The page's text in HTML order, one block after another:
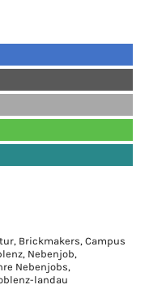
, Brickmakers, Campus
, Nebenjob,
Nebenjobs,
landau